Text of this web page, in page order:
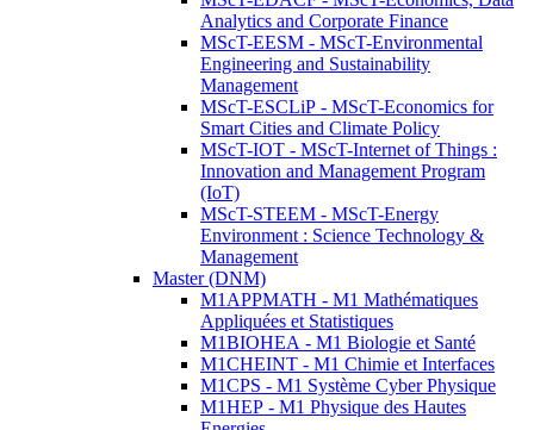
Analytics and Corporate Finance
MScT-EESM - MScT-Environmental
Engineering and Sustainability
Management
MScT-ESCLiP - MScT-Economics for
Smart Cities and Climate Policy
MScT-IOT - MScT-Internet of Things :
Innovation and Management Program
(IoT)
MScT-STEEM - MScT-Energy
Environment : Science Technology &
Management
Master (DNM)
M1APPMATH - M1 Mathématiques
Appliquées et Statistiques
M1BIOHEA - M1 Biologie et Santé
M1CHEINT - M1 Chimie et Interfaces
M1CPS - M1 Système Cyber Physique
M1HEP - M1 Physique des Hautes